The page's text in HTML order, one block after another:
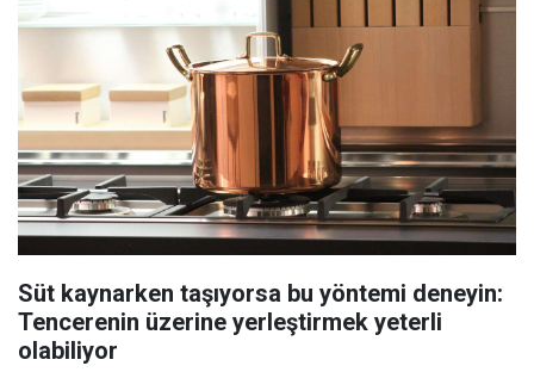
Süt kaynarken taşıyorsa bu yöntemi deneyin:
Tencerenin üzerine yerleştirmek yeterli
olabiliyor